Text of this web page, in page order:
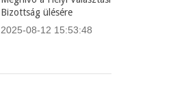
Bizottság ülésére
2025-08-12 15:53:48